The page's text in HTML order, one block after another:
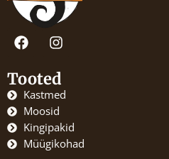
F
a
e
b
o
o
k
I
n
t
a
g
r
a
m
Tooted
Kastmed
Moosid
Kingipakid
Müügikohad